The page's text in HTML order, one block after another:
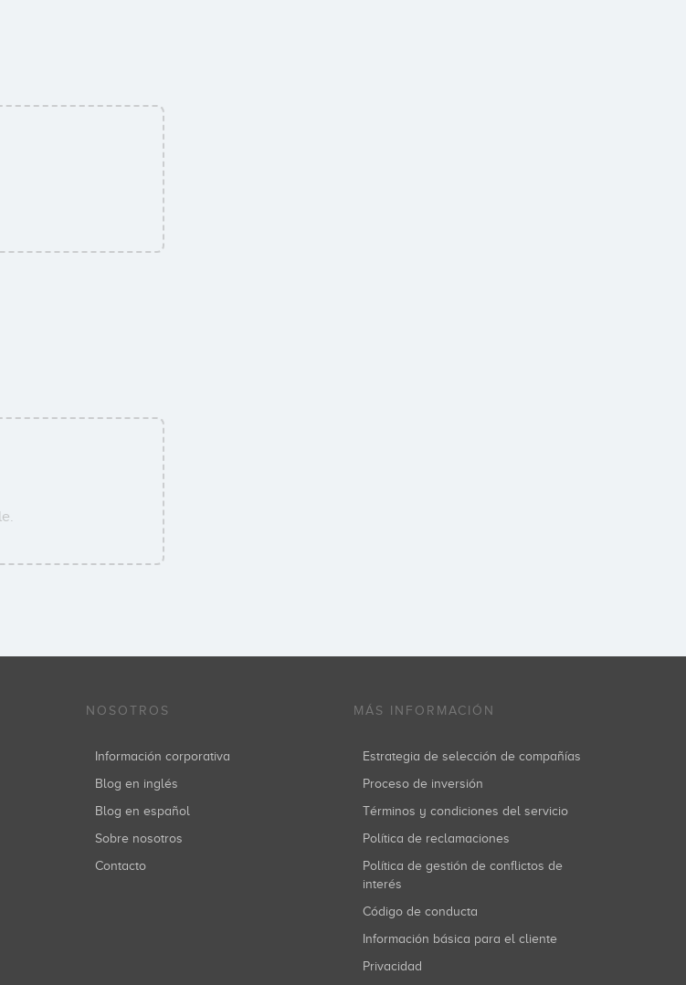
NOSOTROS
Información corporativa
Blog en inglés
Blog en español
Sobre nosotros
Contacto
MÁS INFORMACIÓN
Estrategia de selección de compañías
Proceso de inversión
Términos y condiciones del servicio
Política de reclamaciones
Política de gestión de conflictos de
interés
Código de conducta
Información básica para el cliente
Privacidad